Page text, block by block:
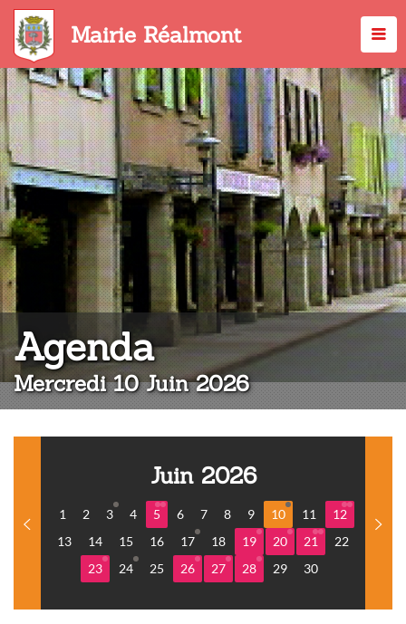
Aller
contenu
principal
Mairie Réalmont
Agenda:
Mercredi 10 Juin 2026
Juin 2026
1 2 3 4 5 6 7 8 9 10 11
12
13
14 15 16 17 18 19 20 21
22
23
24 25 26 27 28 29 30